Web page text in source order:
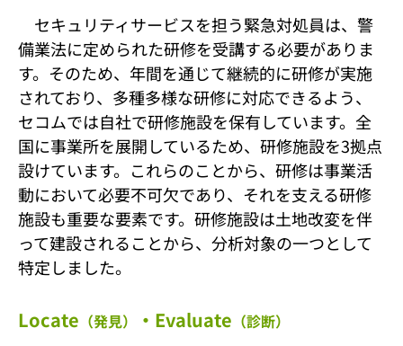
セキュリティサービスを担う緊急対処員は、警
備業法に定められた研修を受講する必要がありま
す。そのため、年間を通じて継続的に研修が実施
されており、多種多様な研修に対応できるよう、
セコムでは自社で研修施設を保有しています。全
国に事業所を展開しているため、研修施設を3拠点
設けています。これらのことから、研修は事業活
動において必要不可欠であり、それを支える研修
施設も重要な要素です。研修施設は土地改変を伴
って建設されることから、分析対象の一つとして
特定しました。
Locate （発見） ・Evaluate （診断）